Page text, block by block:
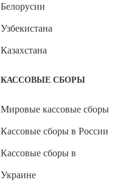
Белорусии
Узбекистана
Казахстана
КАССОВЫЕ СБОРЫ
Мировые кассовые сборы
Кассовые сборы в России
Кассовые сборы в
Украине